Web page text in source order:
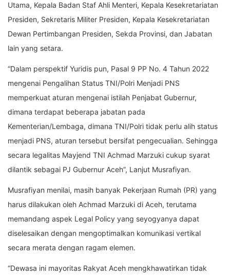
Utama, Kepala Badan Staf Ahli Menteri, Kepala Kesekretariatan
Presiden, Sekretaris Militer Presiden, Kepala Kesekretariatan
Dewan Pertimbangan Presiden, Sekda Provinsi, dan Jabatan
lain yang setara.
“Dalam perspektif Yuridis pun, Pasal 9 PP No. 4 Tahun 2022
mengenai Pengalihan Status TNI/Polri Menjadi PNS
memperkuat aturan mengenai istilah Penjabat Gubernur,
dimana terdapat beberapa jabatan pada
Kementerian/Lembaga, dimana TNI/Polri tidak perlu alih status
menjadi PNS, aturan tersebut bersifat pengecualian. Sehingga
secara legalitas Mayjend TNI Achmad Marzuki cukup syarat
dilantik sebagai PJ Gubernur Aceh”, Lanjut Musrafiyan.
Musrafiyan menilai, masih banyak Pekerjaan Rumah (PR) yang
harus dilakukan oleh Achmad Marzuki di Aceh, terutama
memandang aspek Legal Policy yang seyogyanya dapat
diselesaikan dengan mengoptimalkan komunikasi vertikal
secara merata dengan ragam elemen.
“Dewasa ini mayoritas Rakyat Aceh mengkhawatirkan tidak